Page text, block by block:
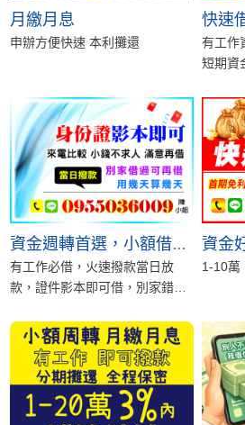
月繳月息
申辦方便快速 本利攤還
有工作
短期資
與多
資金週轉首選，小額借款最快速！
有工作必借，火速撥款當日放
款，證件影本即可借，別家錯過
比較。台北借款，新...
資金
1-10萬